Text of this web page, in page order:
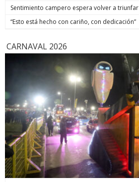
Sentimiento campero espera volver a triunfar
“Esto está hecho con cariño, con dedicación”
CARNAVAL 2026